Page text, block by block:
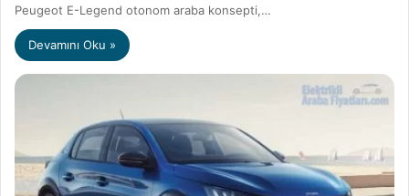
Peugeot E-Legend otonom araba konsepti,…
Devamını Oku »